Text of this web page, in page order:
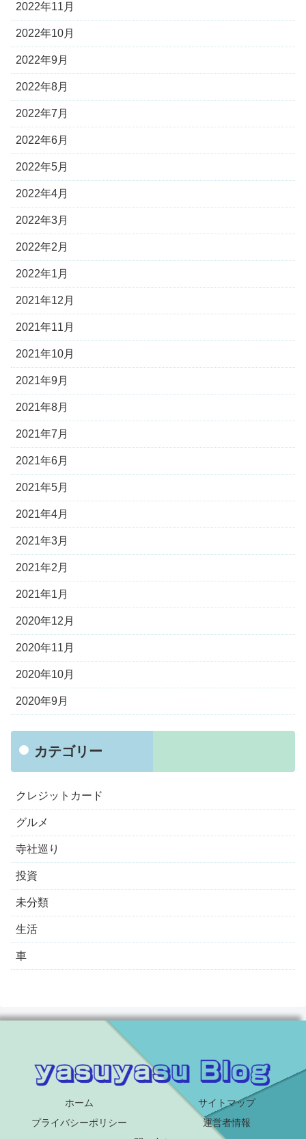
2022年11月
2022年10月
2022年9月
2022年8月
2022年7月
2022年6月
2022年5月
2022年4月
2022年3月
2022年2月
2022年1月
2021年12月
2021年11月
2021年10月
2021年9月
2021年8月
2021年7月
2021年6月
2021年5月
2021年4月
2021年3月
2021年2月
2021年1月
2020年12月
2020年11月
2020年10月
2020年9月
カテゴリー
クレジットカード
グルメ
寺社巡り
投資
未分類
生活
車
ホーム
サイトマップ
プライバシーポリシー
運営者情報